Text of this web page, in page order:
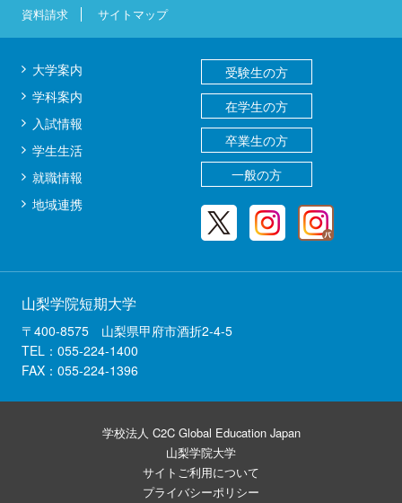
資料請求
サイトマップ
大学案内
学科案内
入試情報
学生生活
就職情報
地域連携
受験生の方
在学生の方
卒業生の方
一般の方
山梨学院短期大学
〒400-8575 山梨県甲府市酒折2-4-5
TEL：055-224-1400
FAX：055-224-1396
学校法人 C2C Global Education Japan
山梨学院大学
サイトご利用について
プライバシーポリシー